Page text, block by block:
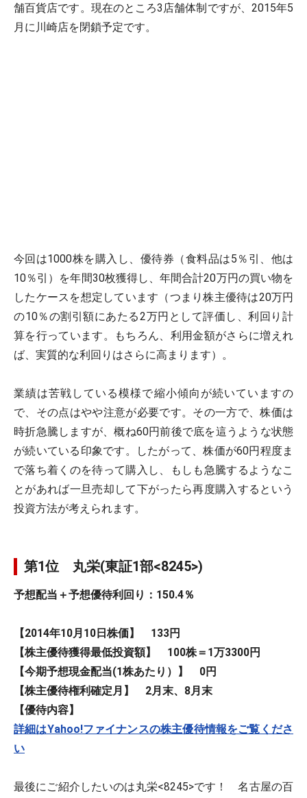
舗百貨店です。現在のところ3店舗体制ですが、2015年5
月に川崎店を閉鎖予定です。
今回は1000株を購入し、優待券（食料品は5％引、他は
10％引）を年間30枚獲得し、年間合計20万円の買い物を
したケースを想定しています（つまり株主優待は20万円
の10％の割引額にあたる2万円として評価し、利回り計
算を行っています。もちろん、利用金額がさらに増えれ
ば、実質的な利回りはさらに高まります）。
業績は苦戦している模様で縮小傾向が続いていますの
で、その点はやや注意が必要です。その一方で、株価は
時折急騰しますが、概ね60円前後で底を這うような状態
が続いている印象です。したがって、株価が60円程度ま
で落ち着くのを待って購入し、もしも急騰するようなこ
とがあれば一旦売却して下がったら再度購入するという
投資方法が考えられます。
第1位 丸栄(東証1部<8245>)
予想配当＋予想優待利回り：150.4％
【2014年10月10日株価】 133円
【株主優待獲得最低投資額】 100株＝1万3300円
【今期予想現金配当(1株あたり）】 0円
【株主優待権利確定月】 2月末、8月末
【優待内容】
詳細はYahoo!ファイナンスの株主優待情報をご覧くださ
い
最後にご紹介したいのは丸栄<8245>です！ 名古屋の百